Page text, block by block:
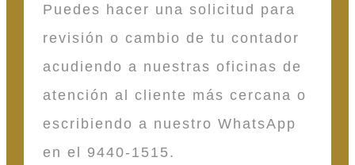
Puedes hacer una solicitud para
revisión o cambio de tu contador
acudiendo a nuestras oficinas de
atención al cliente más cercana o
escribiendo a nuestro WhatsApp
en el 9440-1515.